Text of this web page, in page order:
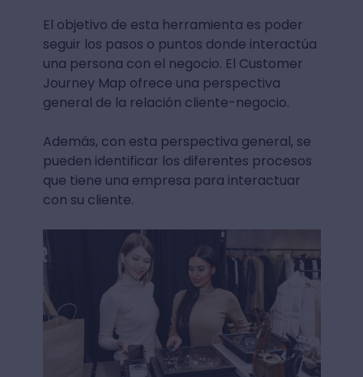
El objetivo de esta herramienta es poder
seguir los pasos o puntos donde interactúa
una persona con el negocio. El Customer
Journey Map ofrece una perspectiva
general de la relación cliente-negocio.
Además, con esta perspectiva general, se
pueden identificar los diferentes procesos
que tiene una empresa para interactuar
con su cliente.